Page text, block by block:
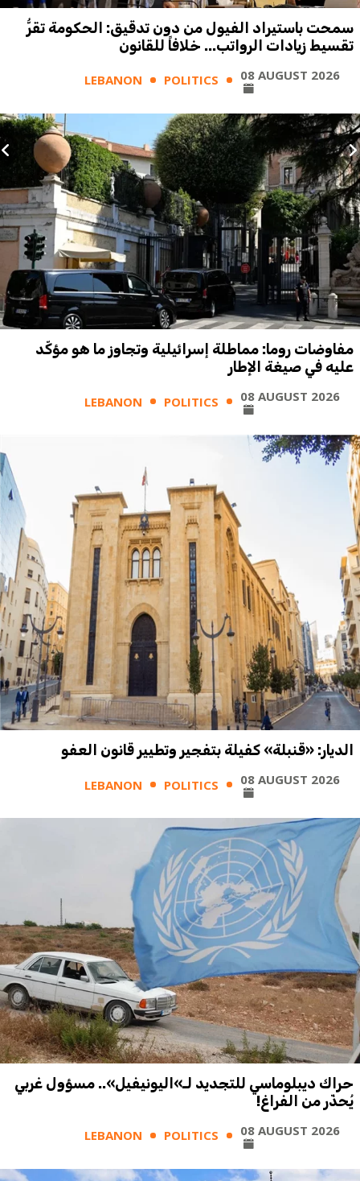
سمحت باستيراد الفيول من دون تدقيق: الحكومة تقرُّ
تقسيط زيادات الرواتب... خلافاً للقانون
LEBANON POLITICS 08 AUGUST 2026
مفاوضات روما: مماطلة إسرائيلية وتجاوز ما هو مؤكّد
عليه في صيغة الإطار
LEBANON POLITICS 08 AUGUST 2026
الديار: «قنبلة» كفيلة بتفجير وتطيير قانون العفو
LEBANON POLITICS 08 AUGUST 2026
حراك ديبلوماسي للتجديد لـ»اليونيفيل».. مسؤول غربي
يُحذّر من الفراغ!
LEBANON POLITICS 08 AUGUST 2026